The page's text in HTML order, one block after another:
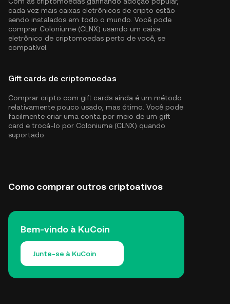
cada vez mais caixas eletrônicos de cripto estão
sendo instalados em todo o mundo. Você pode
comprar Coloniume (CLNX) usando um caixa
eletrônico de criptomoedas perto de você, se
compatível.
Gift cards de criptomoedas
Comprar cripto com gift cards ainda é um método
relativamente pouco usado, mas ótimo. Você pode
facilmente criar uma conta por meio de um gift
card e trocá-lo por Coloniume (CLNX) quando
suportado.
Como comprar outros criptoativos
Bem-vindo à KuCoin
Junte-se à KuCoin